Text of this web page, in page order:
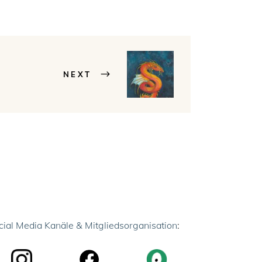
NEXT
Media Kanäle & Mitgliedsorganisation: